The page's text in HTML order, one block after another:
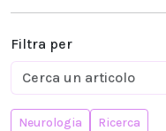
Filtra per
Neurologia Ricerca